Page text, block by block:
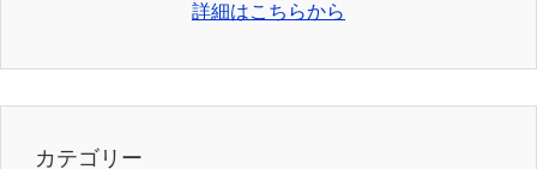
詳細はこちらから
カテゴリー